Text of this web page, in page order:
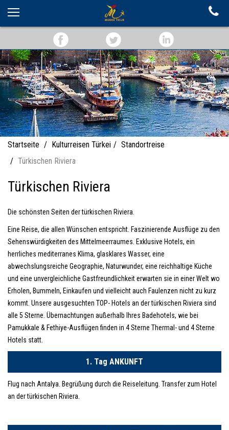
Startseite Kulturreisen Türkei
Standortreise
Türkischen Riviera
Türkischen Riviera
Die schönsten Seiten der türkischen Riviera.
Eine Reise, die allen Wünschen entspricht. Faszinierende Ausflüge zu den
Sehenswürdigkeiten des Mittelmeerraumes. Exklusive Hotels, ein
herrliches mediterranes Klima, glasklares Wasser, eine
abwechslungsreiche Geographie, Naturwunder, eine reichhaltige Küche
und eine unvergleichliche Gastfreundlichkeit erwarten sie in einer Welt wo
Erholen, Bummeln, Einkaufen und vielleicht auch Faulenzen nicht zu kurz
kommt. Unsere ausgesuchten TOP- Hotels an der türkischen Riviera sind
alle 5 Sterne. Übernachtungen außerhalb Ihres Badehotels, wie bei
Pamukkale & Fethiye-Ausflügen finden in 4 Sterne Thermal- und 4 Sterne
Hotels statt.
1. Tag ANKUNFT
Flug nach Antalya. Begrüßung durch die Reiseleitung. Transfer zum Hotel
an der türkischen Riviera.